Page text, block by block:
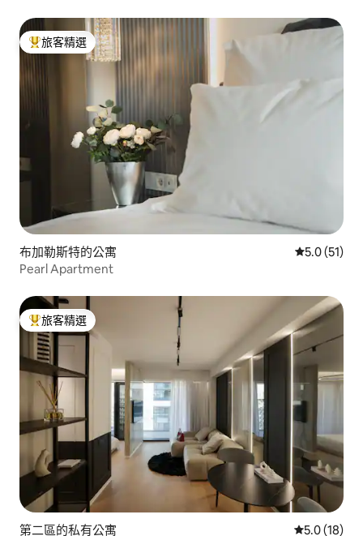
旅客精選榜首
旅客精選
布加勒斯特的公寓 從 51 則評
5.0 (51)
Pearl Apartment
旅客精選榜首
旅客精選
第二區的私有公寓 從 18 則評
5.0 (18)